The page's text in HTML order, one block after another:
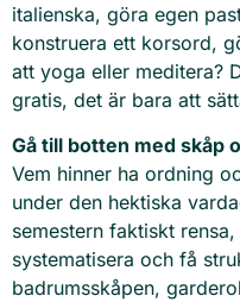
italienska, göra egen
konstruera ett korsord,
att yoga eller meditera?
gratis, det är bara att
Gå till botten med skåp
Vem hinner ha ordning
under den hektiska
semestern faktiskt
systematisera och få
badrumsskåpen,